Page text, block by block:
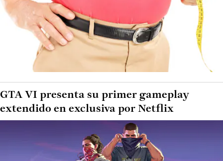
GTA VI presenta su primer gameplay
extendido en exclusiva por Netflix